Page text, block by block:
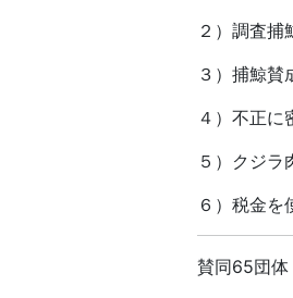
２）調査捕
３）捕鯨賛
４）不正に
５）クジラ
６）税金を
賛同65団体